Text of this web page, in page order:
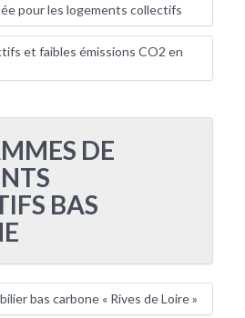
pour les logements collectifs
et faibles émissions CO2 en
DE
BAS
bas carbone « Rives de Loire »